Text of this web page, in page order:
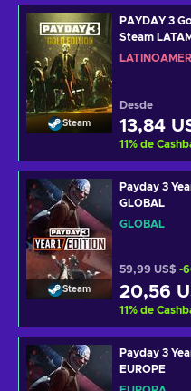
Steam
PAYDAY 3
Steam LATAM
Desde
13,84
11% de
Steam
Payday 3
GLOBAL
GLOBAL
59,99 US$ -
20,56
11% de
Payday 3
EUROPE